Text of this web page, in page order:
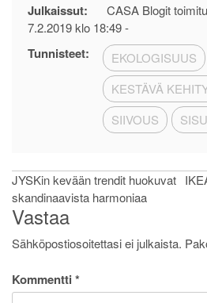
Julkaissut:
CASA Blogit
7.2.2019 klo 18:49-
Tunnisteet:
EKOLOGISUUS
KESTÄVÄ
SIIVOUS
Artikkelien
selaus
JYSKin kevään trendit huokuvat
skandinaavista harmoniaa
Vastaa
Sähköpostiosoitettasi ei julkaista.
Kommentti *